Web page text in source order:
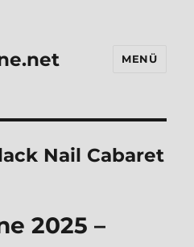
MENÜ
Nail Cabaret
2025 –